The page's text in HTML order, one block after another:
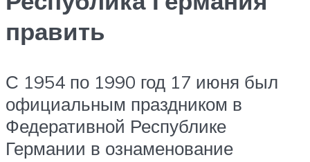
править
С 1954 по 1990 год 17 июня был
официальным праздником в
Федеративной Республике
Германии в ознаменование